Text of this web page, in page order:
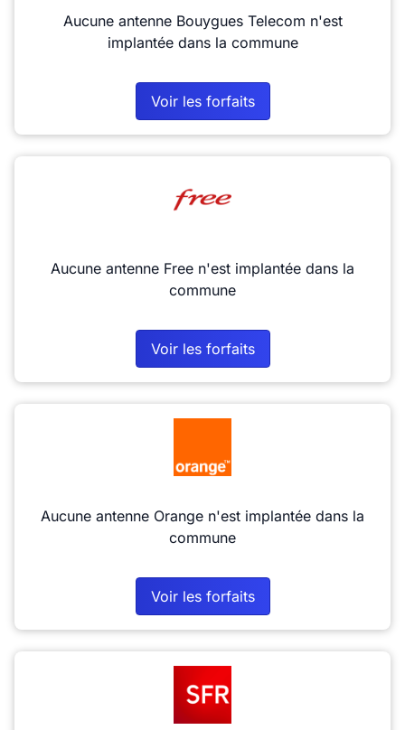
Aucune antenne Bouygues Telecom n'est
implantée dans la commune
Voir les forfaits
Aucune antenne Free n'est implantée dans la
commune
Voir les forfaits
Aucune antenne Orange n'est implantée dans la
commune
Voir les forfaits